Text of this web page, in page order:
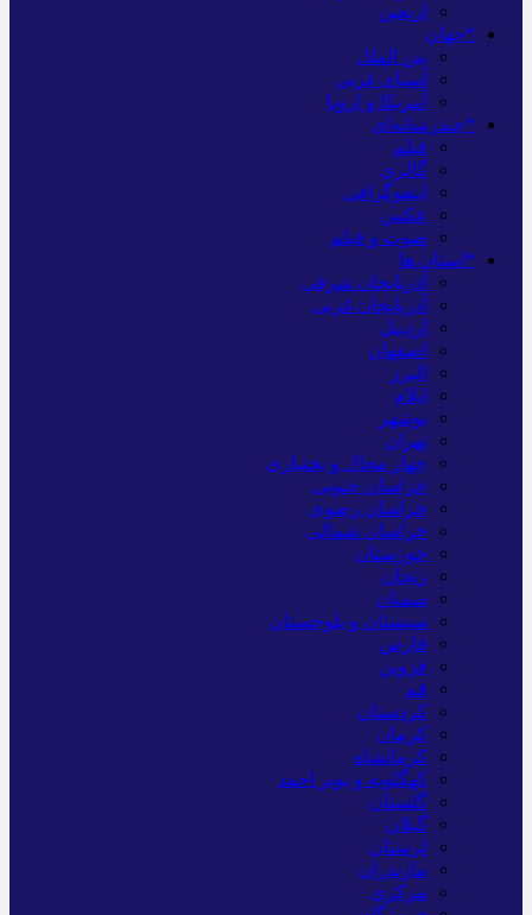
اربعین
*جهان
بین الملل
آسیای غربی
آمریکا و اروپا
*چندرسانه‌ای
فیلم
گالری
اینفوگرافی
عکس
صوت و فیلم
*استان ها
آذربایجان شرقی
آذربایجان غربی
اردبیل
اصفهان
البرز
ایلام
بوشهر
تهران
چهار محال و بختیاری
خراسان جنوبی
خراسان رضوی
خراسان شمالی
خوزستان
زنجان
سمنان
سیستان و بلوچستان
فارس
قزوین
قم
کردستان
کرمان
کرمانشاه
کهگلویه و بویر احمد
گلستان
گیلان
لرستان
مازندران
مرکزی